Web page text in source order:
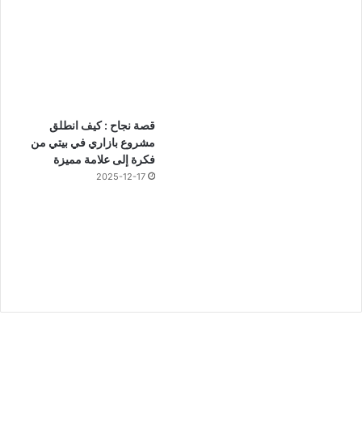
قصة نجاح : كيف انطلق
مشروع بازاري في بيتي من
فكرة إلى علامة مميزة
2025-12-17